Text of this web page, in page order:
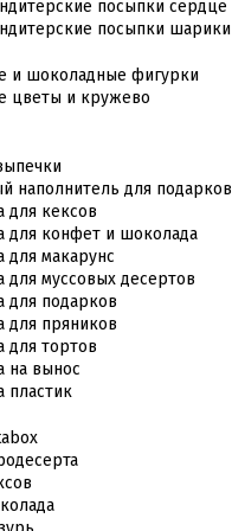
посыпки сердце
посыпки шарики
и шоколадные фигурки
цветы и кружево
наполнитель для подарков
для кексов
для конфет и шоколада
для макарунс
для муссовых десертов
для подарков
для пряников
для тортов
на вынос
пластик